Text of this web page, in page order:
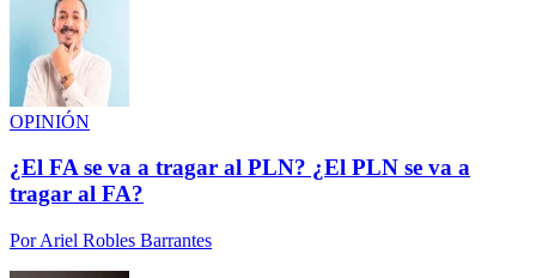
OPINIÓN
¿El FA se va a tragar al PLN? ¿El PLN se va a
tragar al FA?
PorAriel Robles Barrantes